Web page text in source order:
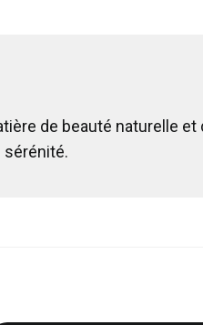
de beauté naturelle et
sérénité.